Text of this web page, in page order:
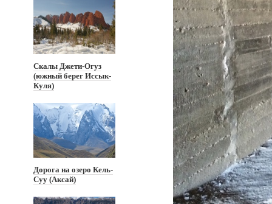
Скалы Джети-Огуз
(южный берег Иссык-
Куля)
Дорога на озеро Кель-
Суу (Аксай)